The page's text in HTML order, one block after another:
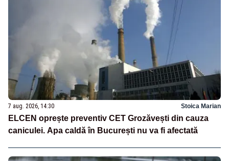
7 aug. 2026, 14:30 Stoica Marian
ELCEN oprește preventiv CET Grozăvești din cauza
caniculei. Apa caldă în București nu va fi afectată